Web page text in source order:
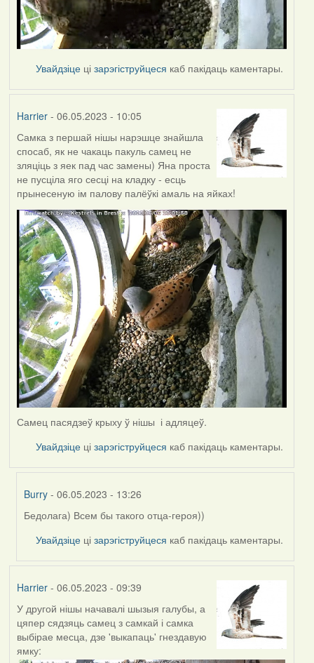
Увайдзіце цізарэгіструйцеся каб пакідаць каментары.
Harrier- 06.05.2023 - 10:05
Самка з першай нішы нарэшце знайшла
спосаб, як не чакаць пакуль самец не
зляціць з яек пад час замены) Яна проста
не пусціла яго сесці на кладку - есць
прынесеную ім палову палёўкі амаль на яйках!
Самец пасядзеў крыху ў нішы і адляцеў.
Увайдзіце цізарэгіструйцеся каб пакідаць каментары.
Burry - 06.05.2023 - 13:26
In
reply
by
Бедолага) Всем бы такого отца-героя))
Увайдзіце цізарэгіструйцеся каб пакідаць каментары.
Harrier- 06.05.2023 - 09:39
У другой нішы начавалі шызыя галубы, а
цяпер сядзяць самец з самкай і самка
выбірае месца, дзе 'выкапаць' гнездавую
ямку: